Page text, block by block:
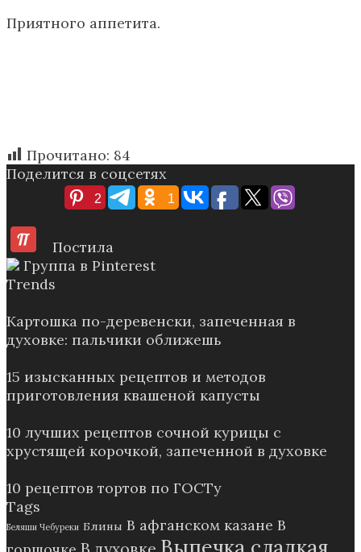
Приятного аппетита.
Прочитано: 84
Поделится в соцсетях
2 1
Постила
Группа в Pinterest
Trends
Картошка по-деревенски, запеченная в
духовке: пальчики оближешь
15 изысканных рецептов и методов
приготовления квашеной капусты
10 лучших рецептов сочной курицы с
хрустящей корочкой, запеченной в духовке
10 рецептов тортов по ГОСТу
Tags
Беляши Чебуреки Блины В афганском казане В